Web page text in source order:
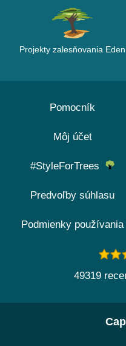
Projekty zalesňovania Eden
Pomocník
Môj účet
#StyleForTrees
Predvoľby súhlasu
Podmienky používania
49319